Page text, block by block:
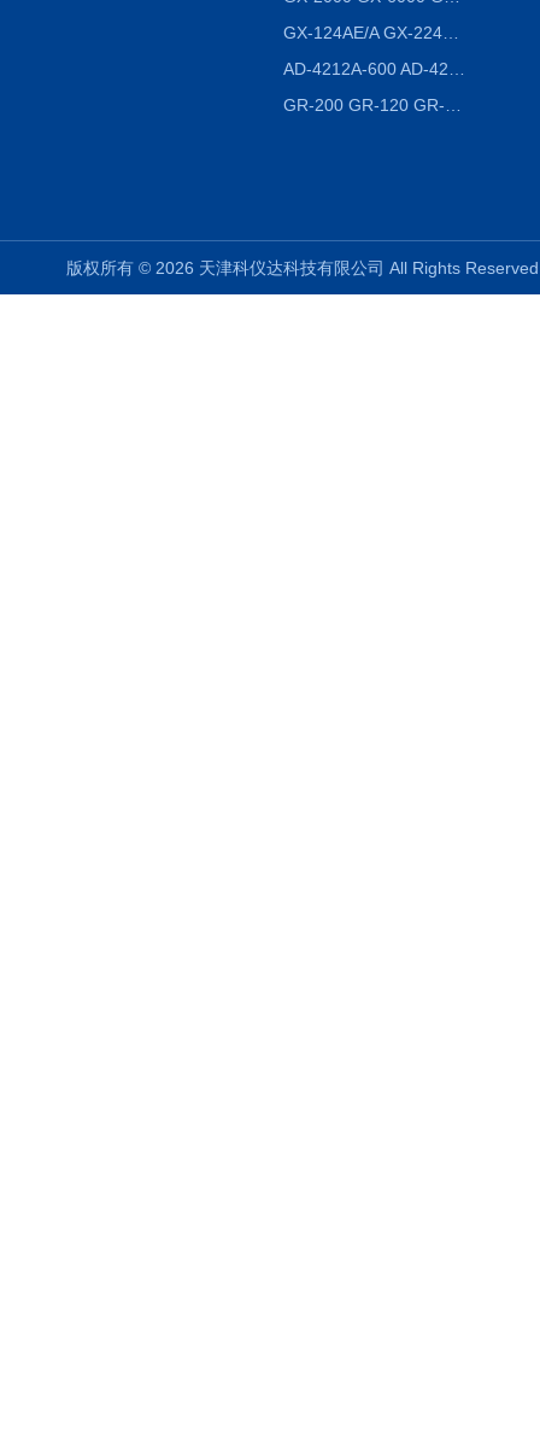
GX-124AE/A GX-224AE/A分析天平
版权所有 © 2026 天津科仪达科技有限公司 All Rights